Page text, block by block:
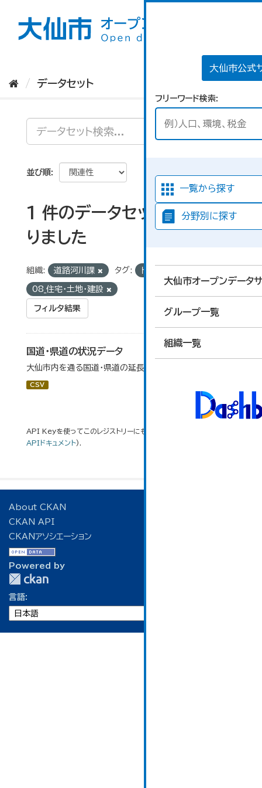
大仙市公式
フリーワード検索
一覧から探す
分野別に探す
大仙市オープンデータ
グループ一覧
組織一覧
データセット
並び順
1 件のデータセットが見つか
りました
組織: 道路河川課 タグ: トンネル
08_住宅・土地・建設
フィルタ結果
国道・県道の状況データ
大仙市内を通る国道・県道の延長等データです。
CSV
API Keyを使ってこのレジストリーにもアクセス可能です
APIドキュメント).
About CKAN
CKAN API
CKANアソシエーション
Powered by
言語